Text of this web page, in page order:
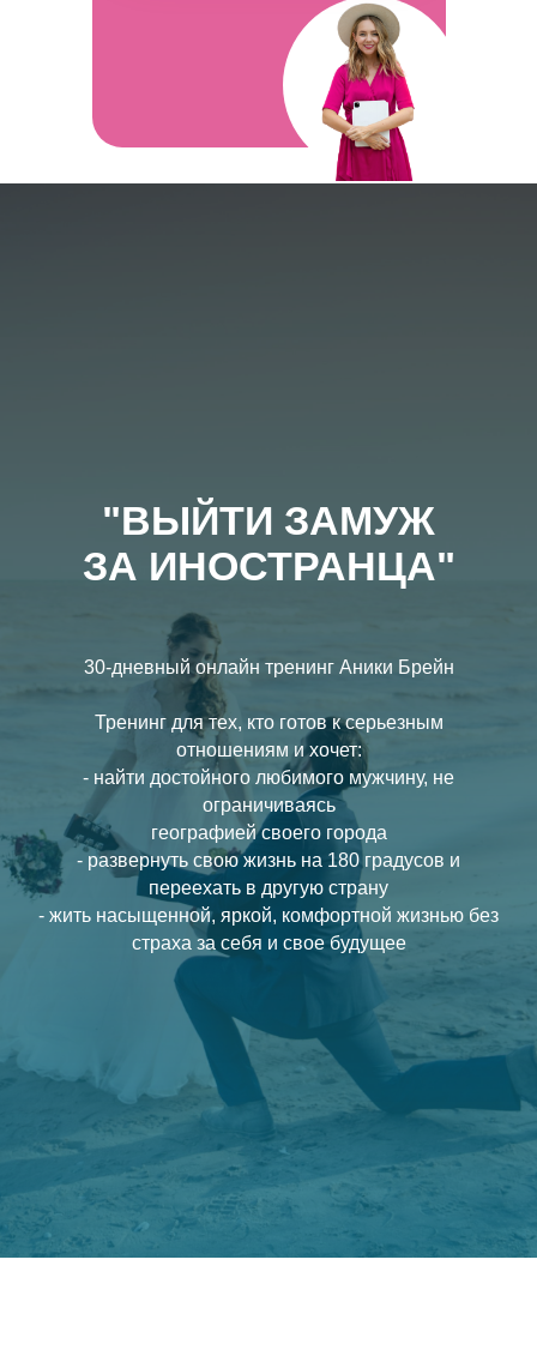
"ВЫЙТИ ЗАМУЖ
ЗА ИНОСТРАНЦА"
30-дневный онлайн тренинг Аники Брейн
Тренинг для тех, кто готов к серьезным
отношениям и хочет:
- найти достойного любимого мужчину, не
ограничиваясь
географией своего города
- развернуть свою жизнь на 180 градусов и
переехать в другую страну
- жить насыщенной, яркой, комфортной жизнью без
страха за себя и свое будущее